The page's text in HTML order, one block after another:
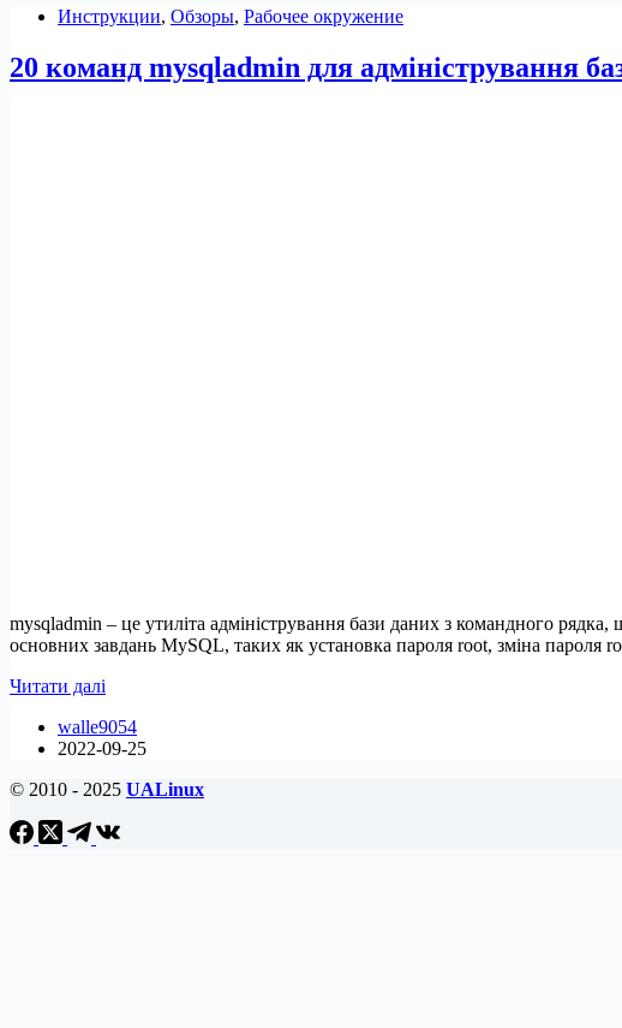
10.x
Ubuntu
Инструкции, Обзоры, Рабочее окружение
20 команд mysqladmin для адміністрування
mysqladmin – це утиліта адміністрування бази даних з командного
основних завдань MySQL, таких як установка пароля root, зміна пароля
Читати далі
mysqladmin
для
бази
MySQL/MariaDB
walle9054
2022-09-25
© 2010 - 2025 UALinux